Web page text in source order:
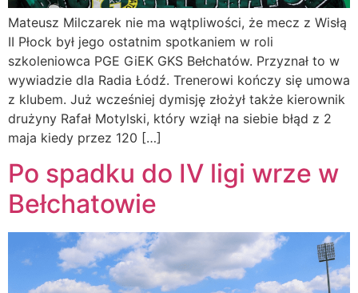
Mateusz Milczarek nie ma wątpliwości, że mecz z Wisłą
II Płock był jego ostatnim spotkaniem w roli
szkoleniowca PGE GiEK GKS Bełchatów. Przyznał to w
wywiadzie dla Radia Łódź. Trenerowi kończy się umowa
z klubem. Już wcześniej dymisję złożył także kierownik
drużyny Rafał Motylski, który wziął na siebie błąd z 2
maja kiedy przez 120 […]
Po spadku do IV ligi wrze w
Bełchatowie